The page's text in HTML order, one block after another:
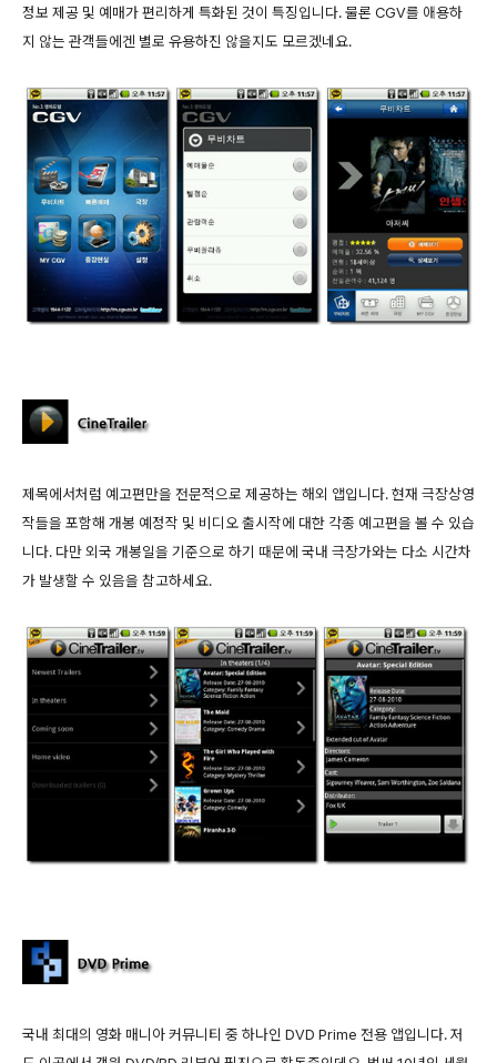
정보 제공 및 예매가 편리하게 특화된 것이 특징입니다. 물론 CGV를 애용하
지 않는 관객들에겐 별로 유용하진 않을지도 모르겠네요.
제목에서처럼 예고편만을 전문적으로 제공하는 해외 앱입니다. 현재 극장상영
작들을 포함해 개봉 예정작 및 비디오 출시작에 대한 각종 예고편을 볼 수 있습
니다. 다만 외국 개봉일을 기준으로 하기 때문에 국내 극장가와는 다소 시간차
가 발생할 수 있음을 참고하세요.
국내 최대의 영화 매니아 커뮤니티 중 하나인 DVD Prime 전용 앱입니다. 저